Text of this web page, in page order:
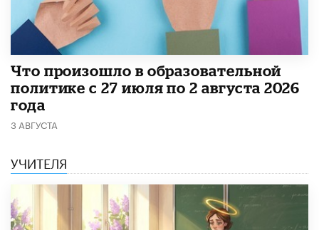
​Что произошло в образовательной
политике с 27 июля по 2 августа 2026
года
3 АВГУСТА
УЧИТЕЛЯ